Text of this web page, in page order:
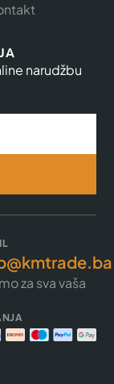
narudžbu
za sva vaša